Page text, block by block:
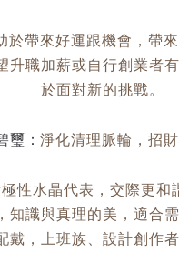
於帶來好運跟機會，帶
升職加薪或自行創業者
於面對新的挑戰。
璽：淨化清理脈輪，招
性水晶代表，交際更和
知識與真理的美，適合
戴，上班族、設計創作者